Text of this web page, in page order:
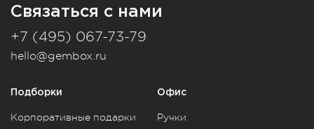
Связаться с нами
+7 (495) 067-73-79
hello@gembox.ru
Подборки
Корпоративные подарки
Офис
Ручки